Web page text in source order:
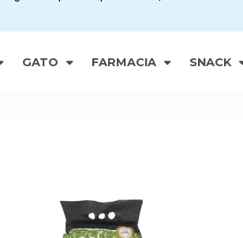
GATO FARMACIA SNACK